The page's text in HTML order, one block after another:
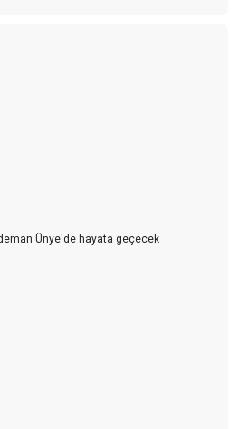
Ünye'de hayata geçecek